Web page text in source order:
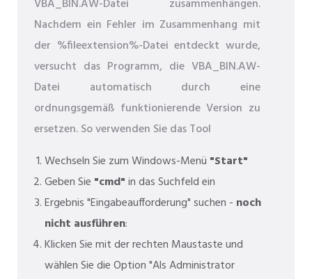
VBA_BIN.AW-Datei zusammenhängen.
Nachdem ein Fehler im Zusammenhang mit
der %fileextension%-Datei entdeckt wurde,
versucht das Programm, die VBA_BIN.AW-
Datei automatisch durch eine
ordnungsgemäß funktionierende Version zu
ersetzen. So verwenden Sie das Tool
Wechseln Sie zum Windows-Menü "Start"
Geben Sie "cmd"in das Suchfeld ein
Ergebnis "Eingabeaufforderung" suchen - noch
nicht ausführen:
Klicken Sie mit der rechten Maustaste und
wählen Sie die Option "Als Administrator